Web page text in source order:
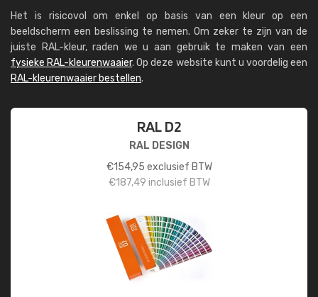
Het is risicovol om enkel op basis van een kleur op een
beeldscherm een beslissing te nemen. Om zeker te zijn van de
juiste RAL-kleur, raden we u aan gebruik te maken van een
fysieke RAL-kleurenwaaier. Op deze website kunt u voordelig een
RAL-kleurenwaaier bestellen.
RAL D2
RAL DESIGN
€154,95 exclusief BTW
€187,49 inclusief BTW